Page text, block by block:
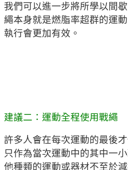
我們可以進一步將所學以間
繩本身就是燃脂率超群的運
執行會更加有效。
建議二：運動全程使用戰繩
許多人會在每次運動的最後
只作為當次運動中的其中一
他種類的運動或器材不至於